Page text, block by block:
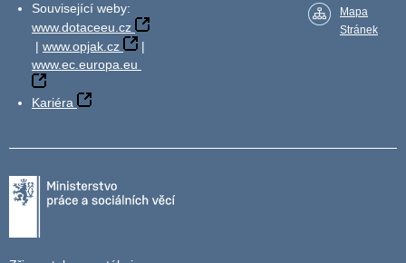
Související weby:
www.dotaceeu.cz
| www.opjak.cz
|
www.ec.europa.eu
Kariéra
Mapa
Stránek